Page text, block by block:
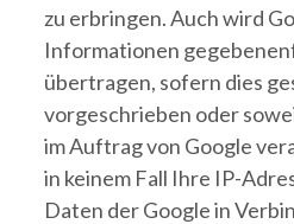
zu erbringen. Auch wird
Informationen
übertragen, sofern dies
vorgeschrieben oder
im Auftrag von Google
in keinem Fall Ihre IP-
Daten der Google in